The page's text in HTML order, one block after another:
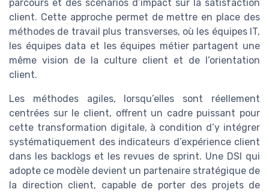
parcours et des scénarios d’impact sur la satisfaction
client. Cette approche permet de mettre en place des
méthodes de travail plus transverses, où les équipes IT,
les équipes data et les équipes métier partagent une
même vision de la culture client et de l’orientation
client.
Les méthodes agiles, lorsqu’elles sont réellement
centrées sur le client, offrent un cadre puissant pour
cette transformation digitale, à condition d’y intégrer
systématiquement des indicateurs d’expérience client
dans les backlogs et les revues de sprint. Une DSI qui
adopte ce modèle devient un partenaire stratégique de
la direction client, capable de porter des projets de